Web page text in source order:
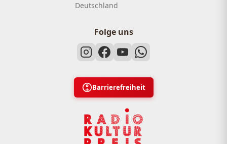
Deutschland
Folge uns
Barrierefreiheit